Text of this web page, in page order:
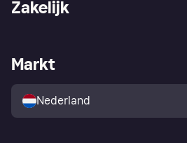
Winkeloverzicht
Kopersbescherming voor
consumenten
Zakelijk
Zakelijke login
Markt
Nederland